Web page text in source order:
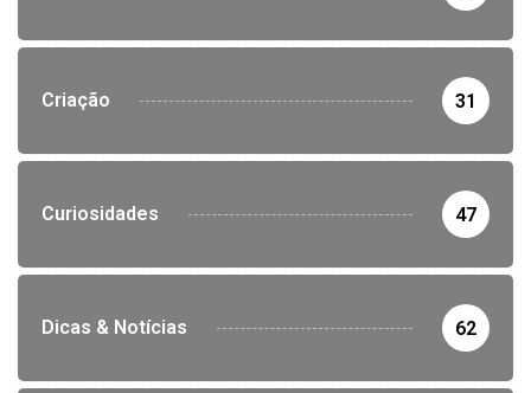
Criação 31
Curiosidades 47
Dicas & Notícias 62